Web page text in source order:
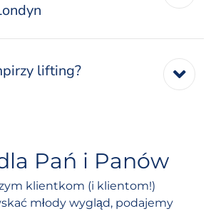
lifting?
Pań i Panów
klientkom (i klientom!)
młody wygląd, podajemy